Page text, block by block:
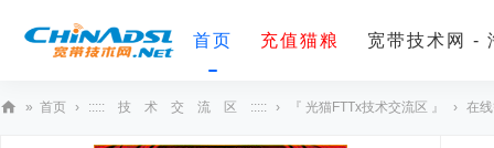
首页 充值猫粮 宽带技术网 -
» 首页 › ::::: 技 术 交 流 区 ::::: › 『 光猫FTTx技术交流区 』 › 在